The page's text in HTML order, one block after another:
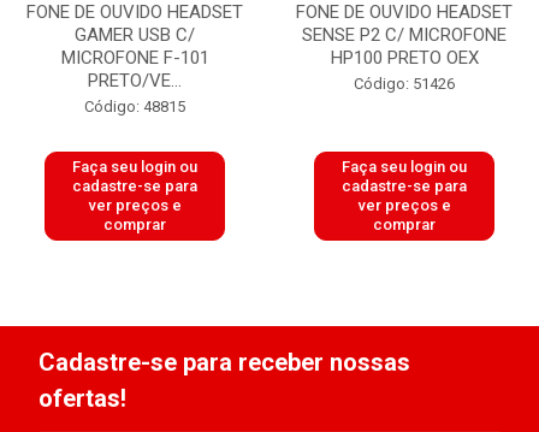
FONE DE OUVIDO HEADSET
GAMER USB C/
MICROFONE F-101
PRETO/VE...
Código: 48815
Faça seu login ou
cadastre-se para
ver preços e
comprar
FONE DE OUVIDO HEADSET
SENSE P2 C/ MICROFONE
HP100 PRETO OEX
Código: 51426
Faça seu login ou
cadastre-se para
ver preços e
comprar
Cadastre-se para receber nossas
ofertas!